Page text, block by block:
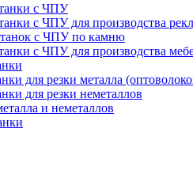
с ЧПУ
с ЧПУ для производства
с ЧПУ по камню
с ЧПУ для производства
для резки металла
для резки неметаллов
и неметаллов